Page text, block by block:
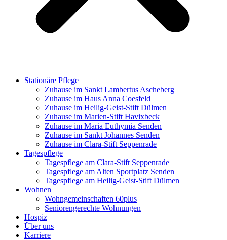
Stationäre Pflege
Zuhause im Sankt Lambertus Ascheberg
Zuhause im Haus Anna Coesfeld
Zuhause im Heilig-Geist-Stift Dülmen
Zuhause im Marien-Stift Havixbeck
Zuhause im Maria Euthymia Senden
Zuhause im Sankt Johannes Senden
Zuhause im Clara-Stift Seppenrade
Tagespflege
Tagespflege am Clara-Stift Seppenrade
Tagespflege am Alten Sportplatz Senden
Tagespflege am Heilig-Geist-Stift Dülmen
Wohnen
Wohngemeinschaften 60plus
Seniorengerechte Wohnungen
Hospiz
Über uns
Karriere